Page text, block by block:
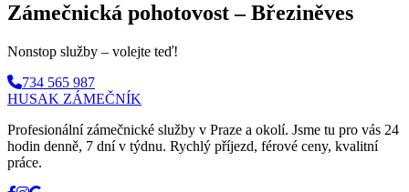
Zámečnická pohotovost – Březiněves
Nonstop služby – volejte teď!
734 565 987
HUSAK ZÁMEČNÍK
Profesionální zámečnické služby v Praze a okolí. Jsme tu pro vás 24
hodin denně, 7 dní v týdnu. Rychlý příjezd, férové ceny, kvalitní
práce.